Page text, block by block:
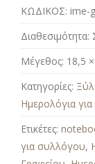
ΚΩΔΙΚΟΣ: ime-
Διαθεσιμότητα:
Μέγεθος: 18,5
Κατηγορίες:
Ημερολόγια
Ετικέτες:
για συλλόγου,